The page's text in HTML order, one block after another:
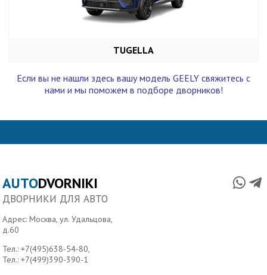
TUGELLA
Если вы не нашли здесь вашу модель GEELY свяжитесь с
нами и мы поможем в подборе дворников!
AUTODVORNIKI
ДВОРНИКИ ДЛЯ АВТО
Адрес: Москва, ул. Удальцова,
д.60
Тел.:+7(495)638-54-80,
Тел.:+7(499)390-390-1